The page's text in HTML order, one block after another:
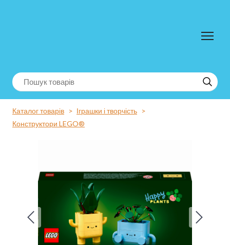
Каталог товарів
Іграшки і творчість
Конструктори LEGO®